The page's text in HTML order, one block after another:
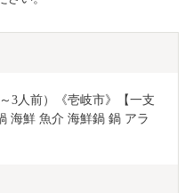
3人前）《壱岐市》【一支
海鮮 魚介 海鮮鍋 鍋 アラ